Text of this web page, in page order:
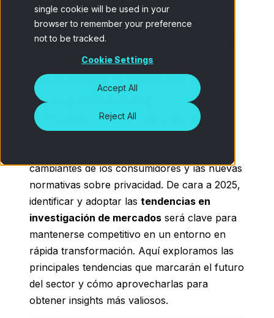
single cookie will be used in your
browser to remember your preference
not to be tracked.
Cookie Settings
Accept All
Reject All
Tendencias En Investigación
De Mercados Para 2025:
Innovación Y Ética En Un
Nuevo Panorama
La investigación de mercados está en
cambiantes de los consumidores y las nuevas
normativas sobre privacidad. De cara a 2025,
identificar y adoptar las tendencias en
investigación de mercados será clave para
mantenerse competitivo en un entorno en
rápida transformación. Aquí exploramos las
principales tendencias que marcarán el futuro
del sector y cómo aprovecharlas para
obtener insights más valiosos.